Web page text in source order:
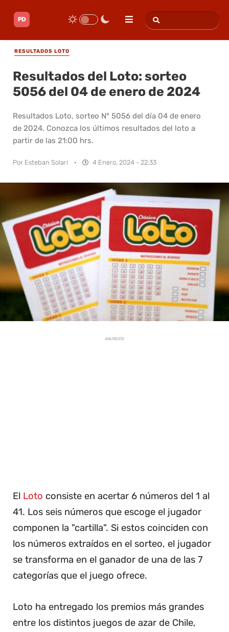
RESULTADOS LOTO
Resultados del Loto: sorteo
5056 del 04 de enero de 2024
Resultados Loto, sorteo N° 5056 del día 04 de enero
de 2024. Conozca los últimos resultados del loto a
partir de las 21:00 hrs.
Por Esteban Solari · 4 Enero, 2024 - 22:33
ANUNCIOS
El Loto consiste en acertar 6 números del 1 al
41. Los seis números que escoge el jugador
componen la "cartilla". Si estos coinciden con
los números extraídos en el sorteo, el jugador
se transforma en el ganador de una de las 7
categorías que el juego ofrece.
Loto ha entregado los premios más grandes
entre los distintos juegos de azar de Chile,